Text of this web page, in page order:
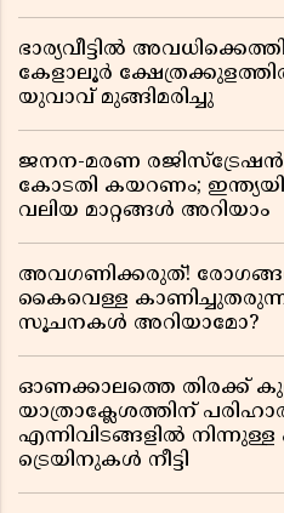
ഭാര്യവീട്ടിൽ
കേളാലൂർ
യുവാവ് മുങ്ങിമരിച്ചു
ജനന-മരണ
കോടതി കയറണം;
വലിയ മാറ്റങ്ങൾ അറിയാം
അവഗണിക്കരുത്!
കൈവെള്ള
സൂചനകൾ അറിയാമോ?
ഓണക്കാലത്തെ തിരക്ക്
യാത്രാക്ലേശത്തിന്
എന്നിവിടങ്ങളിൽ
ട്രെയിനുകൾ നീട്ടി